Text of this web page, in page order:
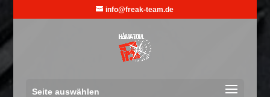
info@freak-team.de
Seite auswählen